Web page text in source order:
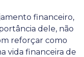
financeiro,
dele, não
reforçar como
vida financeira de